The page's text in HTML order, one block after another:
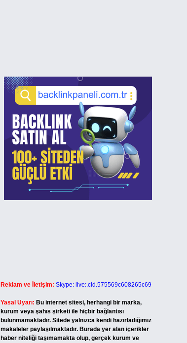
Reklam ve İletişim: Skype: live:.cid.575569c608265c69
Yasal Uyarı: Bu internet sitesi, herhangi bir marka,
kurum veya şahıs şirketi ile hiçbir bağlantısı
bulunmamaktadır. Sitede yalnızca kendi hazırladığımız
makaleler paylaşılmaktadır. Burada yer alan içerikler
haber niteliği taşımamakta olup, gerçek kurum ve